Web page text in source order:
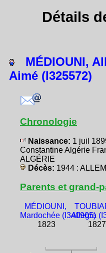
Détails
MÉDIOUNI,
Aimé (I325572)
Chronologie
Naissance: 1 juil
Constantine Algérie
ALGÉRIE
Décès: 1944 :
Parents et grand-
MÉDIOUNI,
Mardochée (I340905)
1823
Allegra
1827